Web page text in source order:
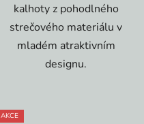
kalhoty z pohodlného
strečového materiálu v
mladém atraktivním
designu.
AKCE